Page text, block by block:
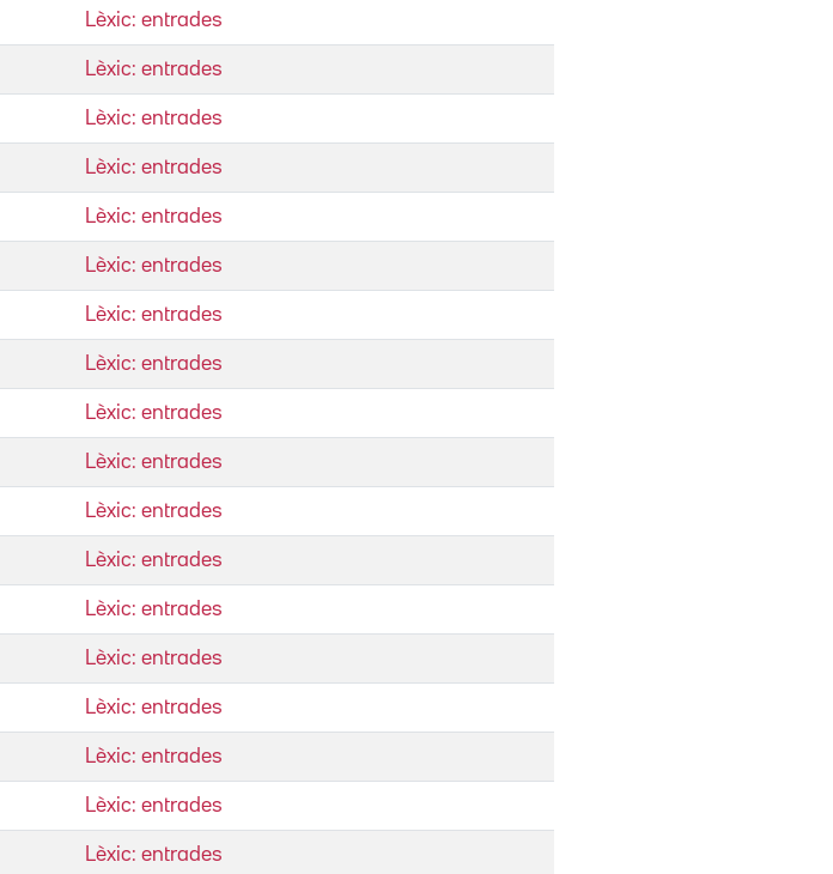
Lèxic: entrades
Lèxic: entrades
Lèxic: entrades
Lèxic: entrades
Lèxic: entrades
Lèxic: entrades
Lèxic: entrades
Lèxic: entrades
Lèxic: entrades
Lèxic: entrades
Lèxic: entrades
Lèxic: entrades
Lèxic: entrades
Lèxic: entrades
Lèxic: entrades
Lèxic: entrades
Lèxic: entrades
Lèxic: entrades